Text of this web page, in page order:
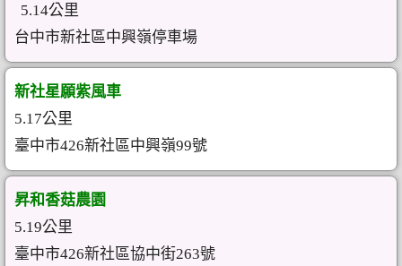
5.14公里
台中市新社區中興嶺停車場
新社星願紫風車
5.17公里
臺中市426新社區中興嶺99號
昇和香菇農園
5.19公里
臺中市426新社區協中街263號